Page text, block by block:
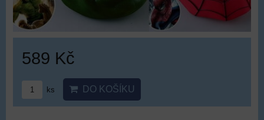
589 Kč
ks DO KOŠÍKU